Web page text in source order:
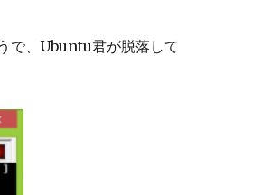
で、Ubuntu君が脱落して